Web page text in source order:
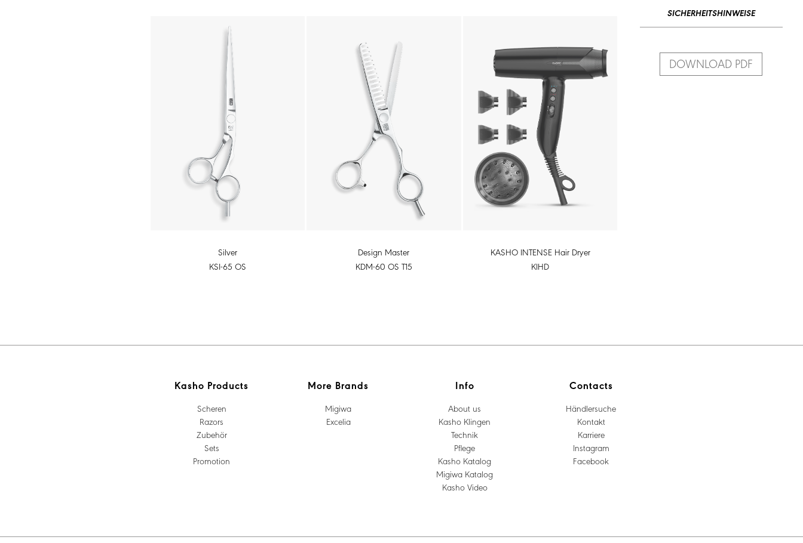
SICHERHEITSHINWEISE
DOWNLOAD PDF
Silver
KSI-65 OS
Design Master
KDM-60 OS T15
KASHO INTENSE Hair Dryer
KIHD
Kasho Products More Brands Info Contacts
Scheren
Razors
Zubehör
Sets
Promotion
Migiwa
Excelia
About us
Kasho Klingen
Technik
Pflege
Kasho Katalog
Migiwa Katalog
Kasho Video
Händlersuche
Kontakt
Karriere
Instagram
Facebook